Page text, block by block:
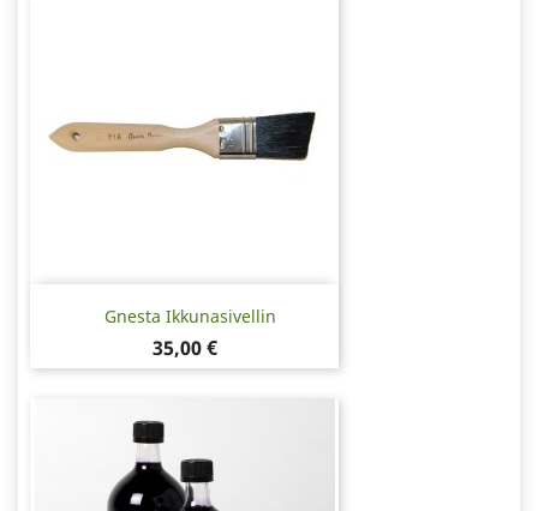
Gnesta Ikkunasivellin
Hinta
35,00 €